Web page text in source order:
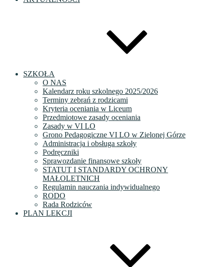
SZKOŁA
O NAS
Kalendarz roku szkolnego 2025/2026
Terminy zebrań z rodzicami
Kryteria oceniania w Liceum
Przedmiotowe zasady oceniania
Zasady w VI LO
Grono Pedagogiczne VI LO w Zielonej Górze
Administracja i obsługa szkoły
Podręczniki
Sprawozdanie finansowe szkoły
STATUT I STANDARDY OCHRONY
MAŁOLETNICH
Regulamin nauczania indywidualnego
RODO
Rada Rodziców
PLAN LEKCJI